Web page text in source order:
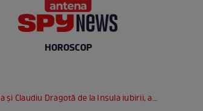
HOROSCOP
iubirii, apariție de senzație la nunta Francescăi și a lui Cristi. Cât de îndrăgostiți sunt fosta ispită și fostul concurent